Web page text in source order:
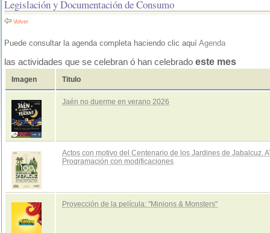
Legislación y Documentación de Consumo
Volver
Puede consultar la agenda completa haciendo clic aquí Agenda
las actividades que se celebran ó han celebrado este mes
Imagen Titulo
Jaén no duerme en verano 2026
Actos con motivo del Centenario de los Jardines de Jabalcuz.
Programación con modificaciones
Proyección de la película: "Minions & Monsters"